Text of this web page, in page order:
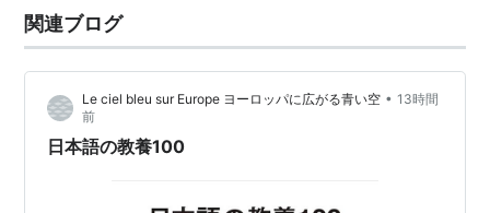
一般の社会生活において現代の
る。
なお、昭和五十六年内閣告示第一号は、廃止す
る。
平成二十二年十一月三十日
関連ブログ
Le ciel bleu sur Europe ヨーロッパに広がる青い空 • 13時間
前
日本語の教養100